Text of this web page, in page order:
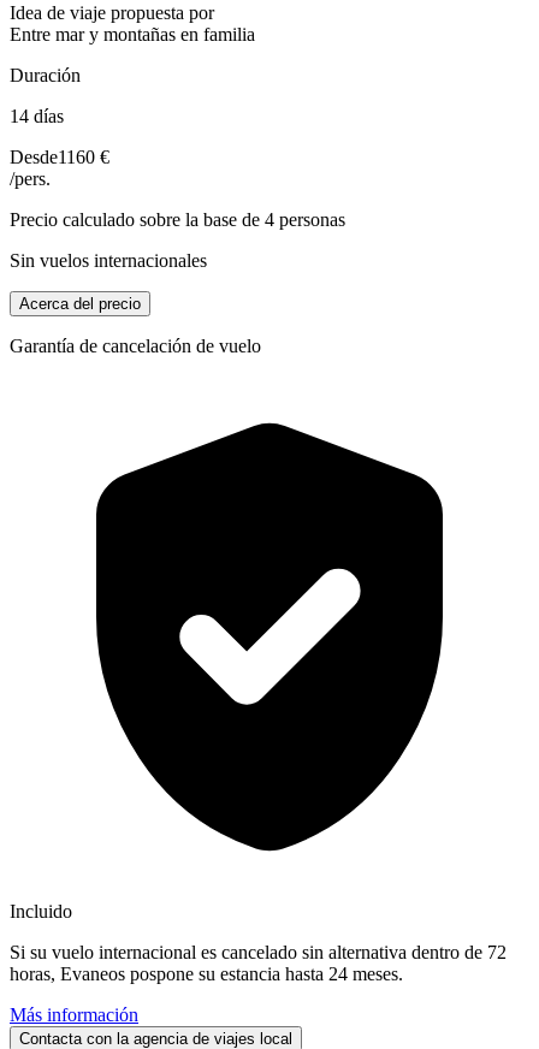
Idea de viaje propuesta por
Entre mar y montañas en familia
Duración
14 días
Desde1160 €
/pers.
Precio calculado sobre la base de 4 personas
Sin vuelos internacionales
Acerca del precio
Garantía de cancelación de vuelo
Incluido
Si su vuelo internacional es cancelado sin alternativa dentro de 72
horas, Evaneos pospone su estancia hasta 24 meses.
Más información
Contacta con la agencia de viajes local